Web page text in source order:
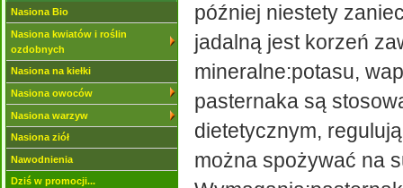
Nasiona Bio
Nasiona kwiatów i roślin
ozdobnych
Nasiona na kiełki
Nasiona owoców
Nasiona warzyw
Nasiona ziół
Nawodnienia
Dziś w promocji...
później niestety
jadalną jest korzeń
mineralne:potasu,
pasternaka są
dietetycznym,
można spożywać na